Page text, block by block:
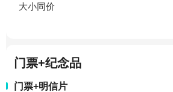
大小同价
门票+纪念品
门票+明信片